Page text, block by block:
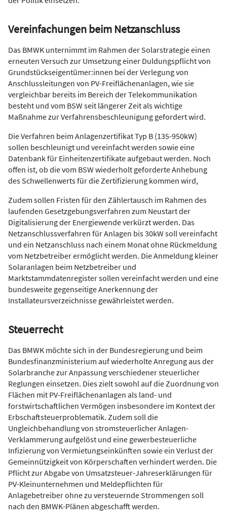
Vereinfachungen beim Netzanschluss
Das BMWK unternimmt im Rahmen der Solarstrategie einen
erneuten Versuch zur Umsetzung einer Duldungspflicht von
Grundstückseigentümer:innen bei der Verlegung von
Anschlussleitungen von PV-Freiflächenanlagen, wie sie
vergleichbar bereits im Bereich der Telekommunikation
besteht und vom BSW seit längerer Zeit als wichtige
Maßnahme zur Verfahrensbeschleunigung gefordert wird.
Die Verfahren beim Anlagenzertifikat Typ B (135-950kW)
sollen beschleunigt und vereinfacht werden sowie eine
Datenbank für Einheitenzertifikate aufgebaut werden. Noch
offen ist, ob die vom BSW wiederholt geforderte Anhebung
des Schwellenwerts für die Zertifizierung kommen wird,
Zudem sollen Fristen für den Zählertausch im Rahmen des
laufenden Gesetzgebungsverfahren zum Neustart der
Digitalisierung der Energiewende verkürzt werden. Das
Netzanschlussverfahren für Anlagen bis 30kW soll vereinfacht
und ein Netzanschluss nach einem Monat ohne Rückmeldung
vom Netzbetreiber ermöglicht werden. Die Anmeldung kleiner
Solaranlagen beim Netzbetreiber und
Marktstammdatenregister sollen vereinfacht werden und eine
bundesweite gegenseitige Anerkennung der
Installateursverzeichnisse gewährleistet werden.
Steuerrecht
Das BMWK möchte sich in der Bundesregierung und beim
Bundesfinanzministerium auf wiederholte Anregung aus der
Solarbranche zur Anpassung verschiedener steuerlicher
Reglungen einsetzen. Dies zielt sowohl auf die Zuordnung von
Flächen mit PV-Freiflächenanlagen als land- und
forstwirtschaftlichen Vermögen insbesondere im Kontext der
Erbschaftsteuerproblematik. Zudem soll die
Ungleichbehandlung von stromsteuerlicher Anlagen-
Verklammerung aufgelöst und eine gewerbesteuerliche
Infizierung von Vermietungseinkünften sowie ein Verlust der
Gemeinnützigkeit von Körperschaften verhindert werden. Die
Pflicht zur Abgabe von Umsatzsteuer-Jahreserklärungen für
PV-Kleinunternehmen und Meldepflichten für
Anlagebetreiber ohne zu versteuernde Strommengen soll
nach den BMWK-Plänen abgeschafft werden.